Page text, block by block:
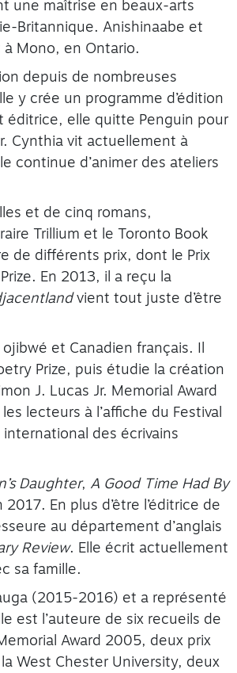
une maîtrise en beaux-arts
Britannique. Anishinaabe et
à Mono, en Ontario.
depuis de nombreuses
y crée un programme d’édition
éditrice, elle quitte Penguin pour
Cynthia vit actuellement à
continue d’animer des ateliers
et de cinq romans,
Trillium et le Toronto Book
de différents prix, dont le Prix
En 2013, il a reçu la
vient tout juste d’être
et Canadien français. Il
Prize, puis étudie la création
J. Lucas Jr. Memorial Award
lecteurs à l’affiche du Festival
des écrivains
Daughter, A Good Time Had By
En plus d’être l’éditrice de
au département d’anglais
Review. Elle écrit actuellement
sa famille.
(2015-2016) et a représenté
est l’auteure de six recueils de
Award 2005, deux prix
West Chester University, deux